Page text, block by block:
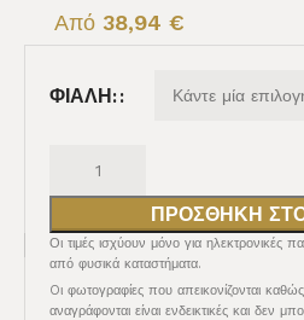
Από 38,94 €
ΦΙΆΛΗ:
ΠΡΟΣΘΉΚΗ
Οι τιμές ισχύουν μόνο για ηλεκτρονικές
από φυσικά καταστήματα.
Oι φωτογραφίες που απεικονίζονται
αναγράφονται είναι ενδεικτικές και δεν